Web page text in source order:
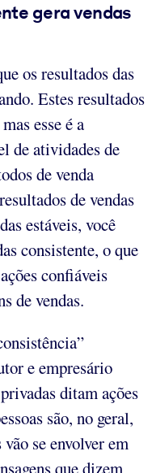
gera vendas
os resultados das
Estes resultados
esse é a
de atividades de
de venda
de vendas
estáveis, você
consistente, o que
confiáveis
de vendas.
e empresário
ditam ações
são, no geral,
se envolver em
que dizem